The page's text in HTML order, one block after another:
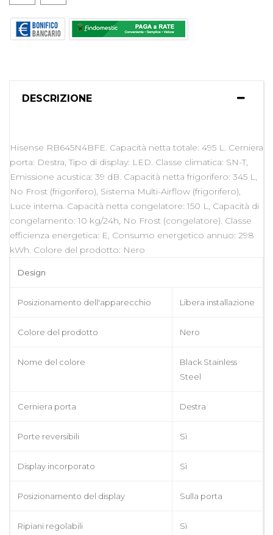
DESCRIZIONE
Hisense RB645N4BFE. Capacità netta totale: 495 L. Cerniera
porta: Destra, Tipo di display: LED. Classe climatica: SN-T,
Emissione acustica: 39 dB. Capacità netta frigorifero: 345 L,
No Frost (frigorifero), Sistema Multi-Airflow (frigorifero),
Luce interna. Capacità netta congelatore: 150 L, Capacità di
congelamento: 10 kg/24h, No Frost (congelatore). Classe
efficienza energetica: E, Consumo energetico annuo: 298
kWh. Colore del prodotto: Nero
Design
Posizionamento dell'apparecchio Libera installazione
Colore del prodotto Nero
Nome del colore
Black Stainless
Steel
Cerniera porta Destra
Porte reversibili Sì
Display incorporato Sì
Posizionamento del display Sulla porta
Ripiani regolabili Sì